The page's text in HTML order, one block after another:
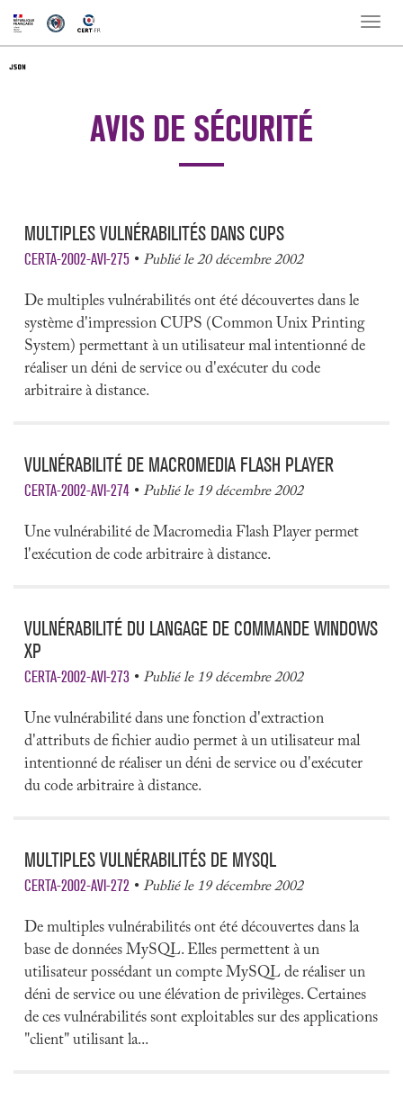
Toggle
AVIS DE SÉCURITÉ
MULTIPLES VULNÉRABILITÉS DANS CUPS
CERTA-2002-AVI-275 Publié le 20 décembre 2002
De multiples vulnérabilités ont été découvertes dans le
système d'impression CUPS (Common Unix Printing
System) permettant à un utilisateur mal intentionné de
réaliser un déni de service ou d'exécuter du code
arbitraire à distance.
VULNÉRABILITÉ DE MACROMEDIA FLASH PLAYER
CERTA-2002-AVI-274 Publié le 19 décembre 2002
Une vulnérabilité de Macromedia Flash Player permet
l'exécution de code arbitraire à distance.
VULNÉRABILITÉ DU LANGAGE DE COMMANDE WINDOWS
XP
CERTA-2002-AVI-273 Publié le 19 décembre 2002
Une vulnérabilité dans une fonction d'extraction
d'attributs de fichier audio permet à un utilisateur mal
intentionné de réaliser un déni de service ou d'exécuter
du code arbitraire à distance.
MULTIPLES VULNÉRABILITÉS DE MYSQL
CERTA-2002-AVI-272 Publié le 19 décembre 2002
De multiples vulnérabilités ont été découvertes dans la
base de données MySQL. Elles permettent à un
utilisateur possédant un compte MySQL de réaliser un
déni de service ou une élévation de privilèges. Certaines
de ces vulnérabilités sont exploitables sur des applications
"client" utilisant la...